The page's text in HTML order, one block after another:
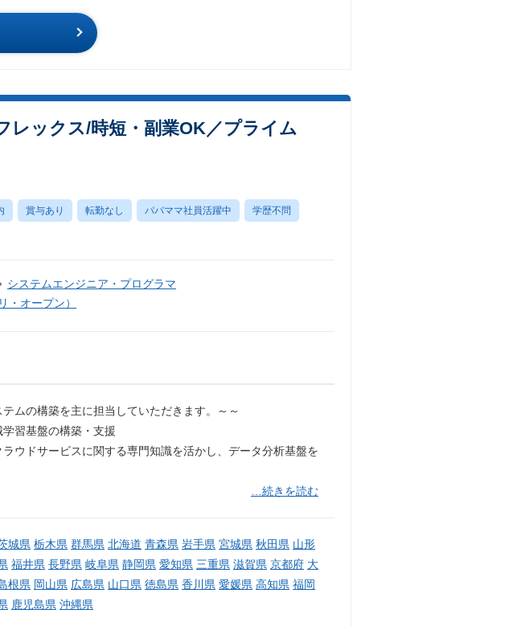
レックス/時短・副業OK／プライム
賞与あり 転勤なし パパママ社員活躍中 学歴不問
システムエンジニア・プログラマ
・オープン）
ムの構築を主に担当していただきます。～～
習基盤の構築・支援
ウドサービスに関する専門知識を活かし、データ分析基盤を
…続きを読む
城県 栃木県 群馬県 北海道 青森県 岩手県 宮城県 秋田県 山形
福井県 長野県 岐阜県 静岡県 愛知県 三重県 滋賀県 京都府 大
根県 岡山県 広島県 山口県 徳島県 香川県 愛媛県 高知県 福岡
鹿児島県 沖縄県